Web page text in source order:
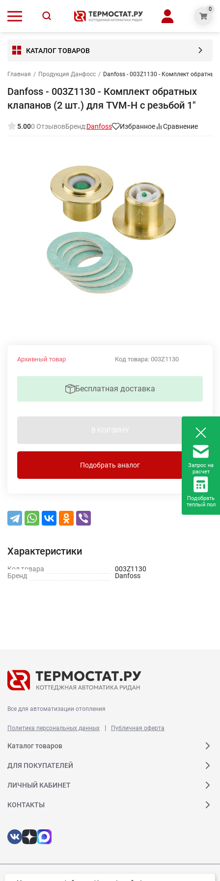
0
КАТАЛОГ ТОВАРОВ
Главная / Продукция Данфосс / Danfoss - 003Z1130 - Комплект
Danfoss - 003Z1130 - Комплект обратных
клапанов (2 шт.) для TVM-H с резьбой 1"
5.000 ОтзывовБренд:Danfoss Избранное Сравнение
Код товара: 003Z1130
Архивный товар
Бесплатная доставка
В КОРЗИНУ
Подобрать аналог
Характеристики
Код товара
003Z1130
Бренд
Danfoss
Все для автоматизации отопления
Политика персональных данных | Публичная оферта
Каталог товаров
ДЛЯ ПОКУПАТЕЛЕЙ
ЛИЧНЫЙ КАБИНЕТ
КОНТАКТЫ
Запрос на
расчет
Подобрать
теплый пол